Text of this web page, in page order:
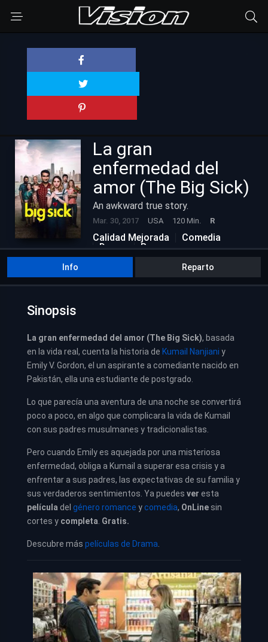
La gran
enfermedad del
amor (The Big Sick)
An awkward true story.
Mar. 30, 2017 USA 120 Min. R
Calidad Mejorada
Comedia
Drama
Romance
Info Reparto
Sinopsis
La gran enfermedad del amor (The Big Sick), basada
en la vida real, cuenta la historia de Kumail Nanjiani y
Emily V. Gordon, el un aspirante a comediante nacido en
Pakistán, ella una estudiante de postgrado.
Lo que parecía una aventura de una noche se convertirá
poco a poco, en algo que complicara la vida de Kumail
con sus padres musulmanes y tradicionalistas.
Pero cuando Emily es aquejada por una misteriosa
enfermedad, obliga a Kumail a superar esa crisis y a
enfrentar a sus padres, las expectativas de su familia y
sus verdaderos sentimientos. Ya puedes ver esta
película del género romance ycomedia, OnLine sin
cortes y completa Gratis.
Descubre más películas de Drama